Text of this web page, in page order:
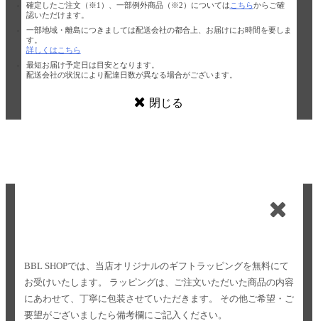
確定したご注文（※1）、一部例外商品（※2）については こちらからご確
認いただけます。
一部地域・離島につきましては配送会社の都合上、お届けにお時間を要しま
す。
詳しくはこちら
最短お届け予定日は目安となります。
配送会社の状況により配達日数が異なる場合がございます。
閉じる
BBL SHOPでは、当店オリジナルのギフトラッピングを無料にて
お受けいたします。
ラッピングは、ご注文いただいた商品の内容
にあわせて、丁寧に包装させていただきます。
その他ご希望・ご
要望がございましたら備考欄にご記入ください。